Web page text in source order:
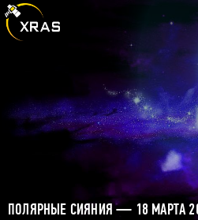
ПОЛЯРНЫЕ СИЯНИЯ — 18 МАРТА